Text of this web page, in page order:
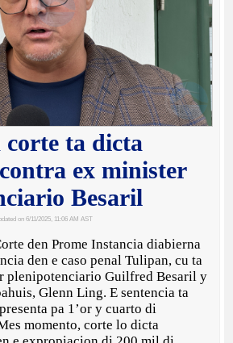
ta dicta
ex minister
Besaril
on 6/11/2025, 11:06 AM AST
den Prome Instancia diabierna
den e caso penal Tulipan, cu ta
plenipotenciario Guilfred Besaril y
Glenn Ling. E sentencia ta
pa 1’or y cuarto di
momento, corte lo dicta